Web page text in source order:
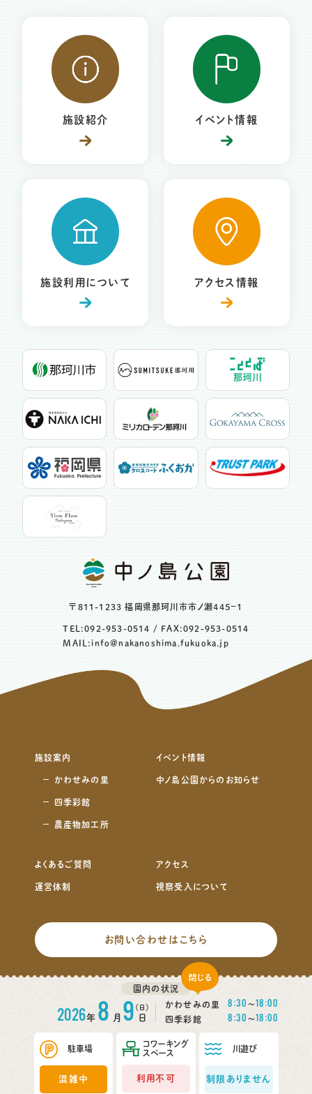
園内の状況
2026年 8 月 9 日
（日） かわせみの里 8:30 〜18:00
四季彩館 8:30 〜18:00
駐車場
混雑中
コワーキング
スペース
利用不可
川遊び
制限ありません
施設紹介 イベント情報
施設利用について アクセス情報
〒811-1233 福岡県那珂川市市ノ瀬４４５−１
TEL:092-953-0514/ FAX:092-953-0514
MAIL:info@nakanoshima.fukuoka.jp
施設案内
かわせみの里
四季彩館
農産物加工所
イベント情報
中ノ島公園からのお知らせ
よくあるご質問 アクセス
運営体制 視察受入について
お問い合わせはこちら
プライバシーポリシー
Copyright(c) 2021 中ノ島公園・かわせみの里 All Rights Reserved.